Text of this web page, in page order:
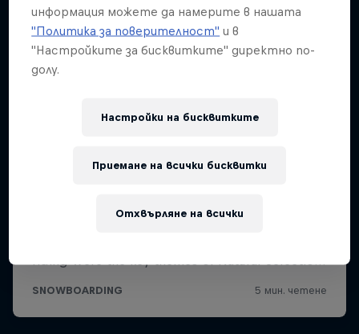
информация можете да намерите в нашата
"Политика за поверителност" и в
"Настройките за бисквитките" директно по-
долу.
Настройки на бисквитките
Отхвърляне на всички
Приемане на всички бисквитки